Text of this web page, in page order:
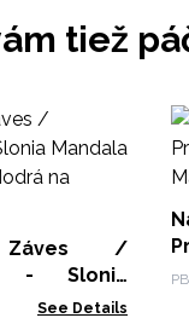
tiež
Záves /
- Slonia
-
See Details